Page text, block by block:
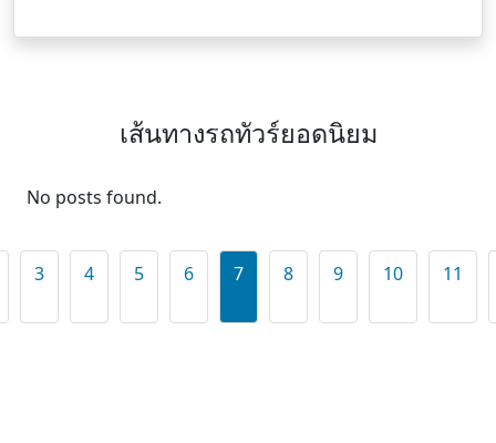
เส้นทางรถทัวร์ยอดนิยม
No posts found.
3 4 5 6 7 8 9 10 11